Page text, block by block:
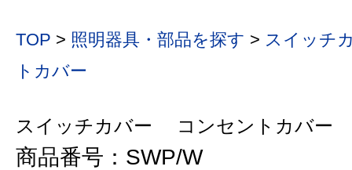
TOP > 照明器具・部品を探す > スイッチ
トカバー
スイッチカバー コンセントカバー
商品番号：SWP/W